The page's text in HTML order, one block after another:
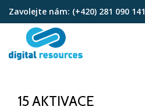
Přeskočit
obsah
Zavolejte nám: (+420) 281 090 141
15 AKTIVACE